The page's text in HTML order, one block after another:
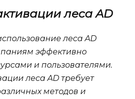
леса AD
леса AD
эффективно
и пользователями.
леса AD требует
методов и